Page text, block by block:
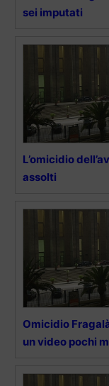
sei imputati
L’omicidio
assolti
Omicidio
un video pochi